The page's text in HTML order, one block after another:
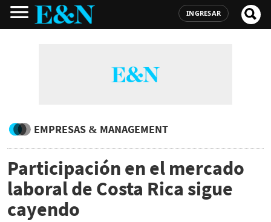
INGRESAR
EMPRESAS & MANAGEMENT
Participación en el mercado
laboral de Costa Rica sigue
cayendo